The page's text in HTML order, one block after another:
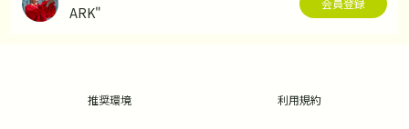
ARK"
会員登録
推奨環境 利用規約